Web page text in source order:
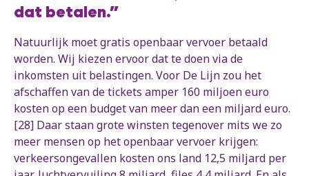
dat betalen.”
Natuurlijk moet gratis openbaar vervoer betaald
worden. Wij kiezen ervoor dat te doen via de
inkomsten uit belastingen. Voor De Lijn zou het
afschaffen van de tickets amper 160 miljoen euro
kosten op een budget van meer dan een miljard euro.
[28] Daar staan grote winsten tegenover mits we zo
meer mensen op het openbaar vervoer krijgen:
verkeersongevallen kosten ons land 12,5 miljard per